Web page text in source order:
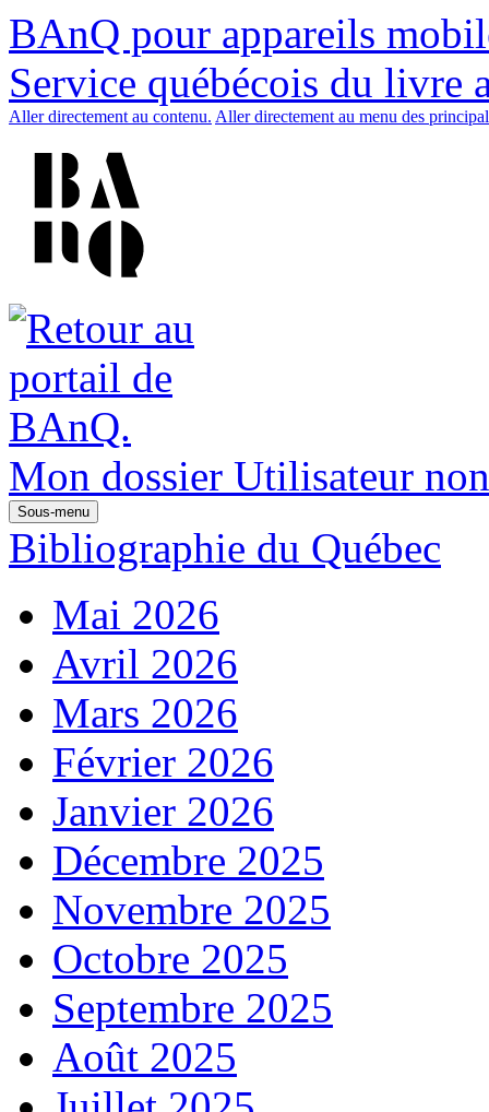
BAnQ pour appareils
Service québécois du livre
Aller directement au contenu. Aller directement au menu des
Mon dossier Utilisateur
Sous-menu
Bibliographie du Québec
Mai 2026
Avril 2026
Mars 2026
Février 2026
Janvier 2026
Décembre 2025
Novembre 2025
Octobre 2025
Septembre 2025
Août 2025